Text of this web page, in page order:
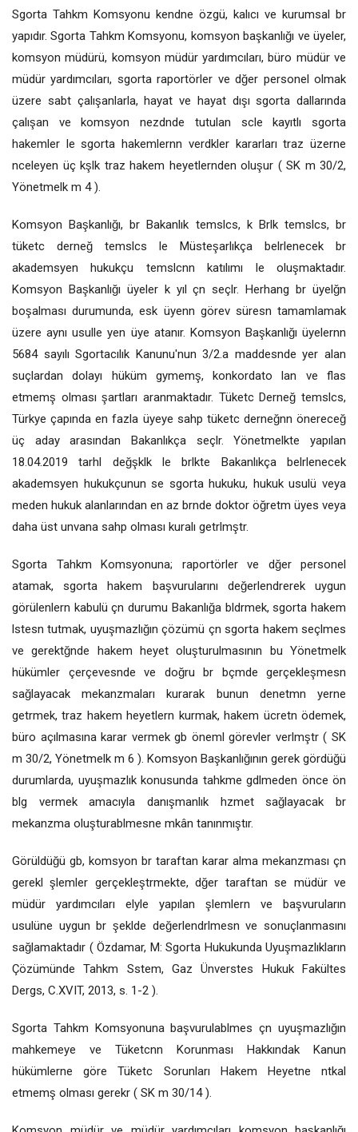
Sgorta Tahkm Komsyonu kendne özgü, kalıcı ve kurumsal br
yapıdır. Sgorta Tahkm Komsyonu, komsyon başkanlığı ve üyeler,
komsyon müdürü, komsyon müdür yardımcıları, büro müdür ve
müdür yardımcıları, sgorta raportörler ve dğer personel olmak
üzere sabt çalışanlarla, hayat ve hayat dışı sgorta dallarında
çalışan ve komsyon nezdnde tutulan scle kayıtlı sgorta
hakemler le sgorta hakemlernn verdkler kararları traz üzerne
nceleyen üç kşlk traz hakem heyetlernden oluşur ( SK m 30/2,
Yönetmelk m 4 ).
Komsyon Başkanlığı, br Bakanlık temslcs, k Brlk temslcs, br
tüketc derneğ temslcs le Müsteşarlıkça belrlenecek br
akademsyen hukukçu temslcnn katılımı le oluşmaktadır.
Komsyon Başkanlığı üyeler k yıl çn seçlr. Herhang br üyelğn
boşalması durumunda, esk üyenn görev süresn tamamlamak
üzere aynı usulle yen üye atanır. Komsyon Başkanlığı üyelernn
5684 sayılı Sgortacılık Kanunu'nun 3/2.a maddesnde yer alan
suçlardan dolayı hüküm gymemş, konkordato lan ve flas
etmemş olması şartları aranmaktadır. Tüketc Derneğ temslcs,
Türkye çapında en fazla üyeye sahp tüketc derneğnn önereceğ
üç aday arasından Bakanlıkça seçlr. Yönetmelkte yapılan
18.04.2019 tarhl değşklk le brlkte Bakanlıkça belrlenecek
akademsyen hukukçunun se sgorta hukuku, hukuk usulü veya
meden hukuk alanlarından en az brnde doktor öğretm üyes veya
daha üst unvana sahp olması kuralı getrlmştr.
Sgorta Tahkm Komsyonuna; raportörler ve dğer personel
atamak, sgorta hakem başvurularını değerlendrerek uygun
görülenlern kabulü çn durumu Bakanlığa bldrmek, sgorta hakem
lstesn tutmak, uyuşmazlığın çözümü çn sgorta hakem seçlmes
ve gerektğnde hakem heyet oluşturulmasının bu Yönetmelk
hükümler çerçevesnde ve doğru br bçmde gerçekleşmesn
sağlayacak mekanzmaları kurarak bunun denetmn yerne
getrmek, traz hakem heyetlern kurmak, hakem ücretn ödemek,
büro açılmasına karar vermek gb öneml görevler verlmştr ( SK
m 30/2, Yönetmelk m 6 ). Komsyon Başkanlığının gerek gördüğü
durumlarda, uyuşmazlık konusunda tahkme gdlmeden önce ön
blg vermek amacıyla danışmanlık hzmet sağlayacak br
mekanzma oluşturablmesne mkân tanınmıştır.
Görüldüğü gb, komsyon br taraftan karar alma mekanzması çn
gerekl şlemler gerçekleştrmekte, dğer taraftan se müdür ve
müdür yardımcıları elyle yapılan şlemlern ve başvuruların
usulüne uygun br şeklde değerlendrlmesn ve sonuçlanmasını
sağlamaktadır ( Özdamar, M: Sgorta Hukukunda Uyuşmazlıkların
Çözümünde Tahkm Sstem, Gaz Ünverstes Hukuk Fakültes
Dergs, C.XVIT, 2013, s. 1-2 ).
Sgorta Tahkm Komsyonuna başvurulablmes çn uyuşmazlığın
mahkemeye ve Tüketcnn Korunması Hakkındak Kanun
hükümlerne göre Tüketc Sorunları Hakem Heyetne ntkal
etmemş olması gerekr ( SK m 30/14 ).